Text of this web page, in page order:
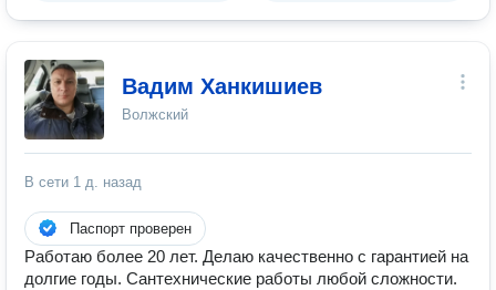
Вадим Ханкишиев
Волжский
В сети 1 д. назад
Паспорт проверен
Работаю более 20 лет. Делаю качественно с гарантией на
долгие годы. Сантехнические работы любой сложности.